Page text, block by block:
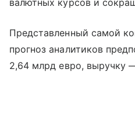
Представленный самой
прогноз аналитиков
2,64 млрд евро, выручку